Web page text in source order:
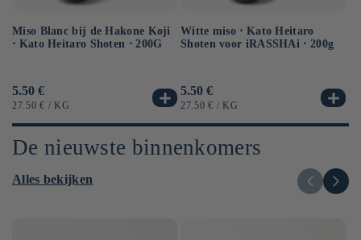
Miso Blanc bij de Hakone Koji
⋅ Kato Heitaro Shoten ⋅ 200G
Normale
prijs
5.50 €
EENHEIDSPRIJS
27.50 € / PER
KG
Witte miso ⋅ Kato Heitaro
Shoten voor iRASSHAi ⋅ 200g
Normale
prijs
5.50 €
EENHEIDSPRIJS
27.50 € / PER
KG
De nieuwste binnenkomers
Alles bekijken